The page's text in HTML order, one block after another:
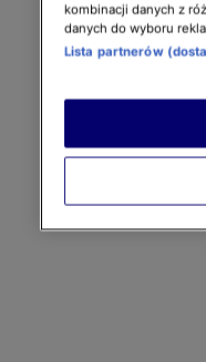
kombinacji danych z
danych do wyboru
Lista partnerów